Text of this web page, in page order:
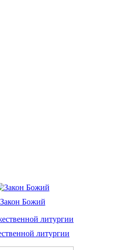
Закон Божий
литургии